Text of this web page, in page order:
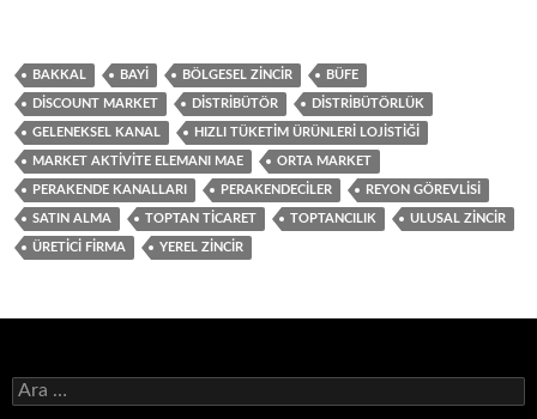
BAKKAL BAYI BÖLGESEL ZINCIR BÜFE
DISCOUNT MARKET DISTRIBÜTÖR DISTRIBÜTÖRLÜK
GELENEKSEL KANAL HIZLI TÜKETIM ÜRÜNLERI LOJISTIĞI
MARKET AKTIVITE ELEMANI MAE ORTA MARKET
PERAKENDE KANALLARI PERAKENDECILER REYON GÖREVLISI
SATIN ALMA TOPTAN TICARET TOPTANCILIK ULUSAL ZINCIR
ÜRETICI FIRMA YEREL ZINCIR
A
r